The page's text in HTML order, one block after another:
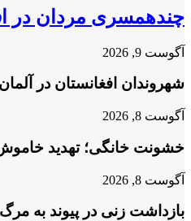
چندهمسری مردان در
آگوست 9, 2026
شهروندان افغانستان در
آگوست 8, 2026
خشونت خانگی؛ تهدید
آگوست 8, 2026
بازداشت زنی در پیوند به